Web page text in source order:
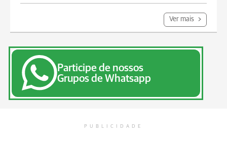
Ver mais
Participe de nossos
Grupos de Whatsapp
PUBLICIDADE